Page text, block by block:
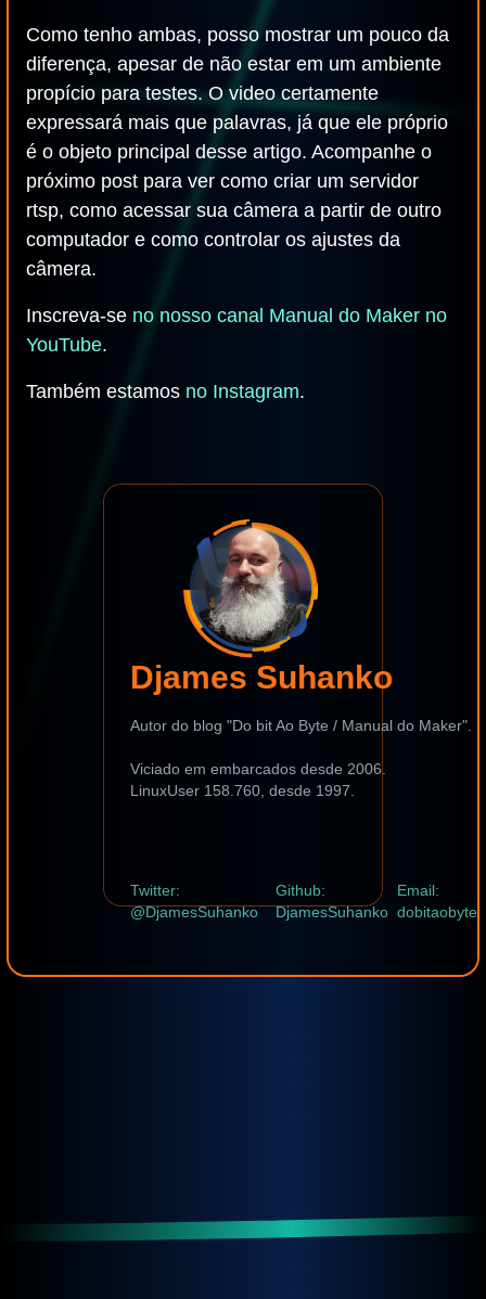
Como tenho ambas, posso mostrar um pouco da
diferença, apesar de não estar em um ambiente
propício para testes. O video certamente
expressará mais que palavras, já que ele próprio
é o objeto principal desse artigo. Acompanhe o
próximo post para ver como criar um servidor
rtsp, como acessar sua câmera a partir de outro
computador e como controlar os ajustes da
câmera.
Inscreva-se no nosso canal Manual do Maker no
YouTube.
Também estamos no Instagram.
Djames Suhanko
Autor do blog "Do bit Ao Byte / Manual do Maker".
Viciado em embarcados desde 2006.
LinuxUser 158.760, desde 1997.
Twitter:
@DjamesSuhanko
Github:
DjamesSuhanko
Email: